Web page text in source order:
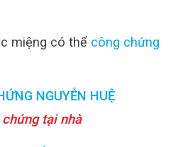
miệng có thể công chứng
NGUYỄN HUỆ
tại nhà